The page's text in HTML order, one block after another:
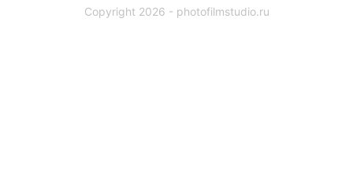
Copyright 2026 - photofilmstudio.ru